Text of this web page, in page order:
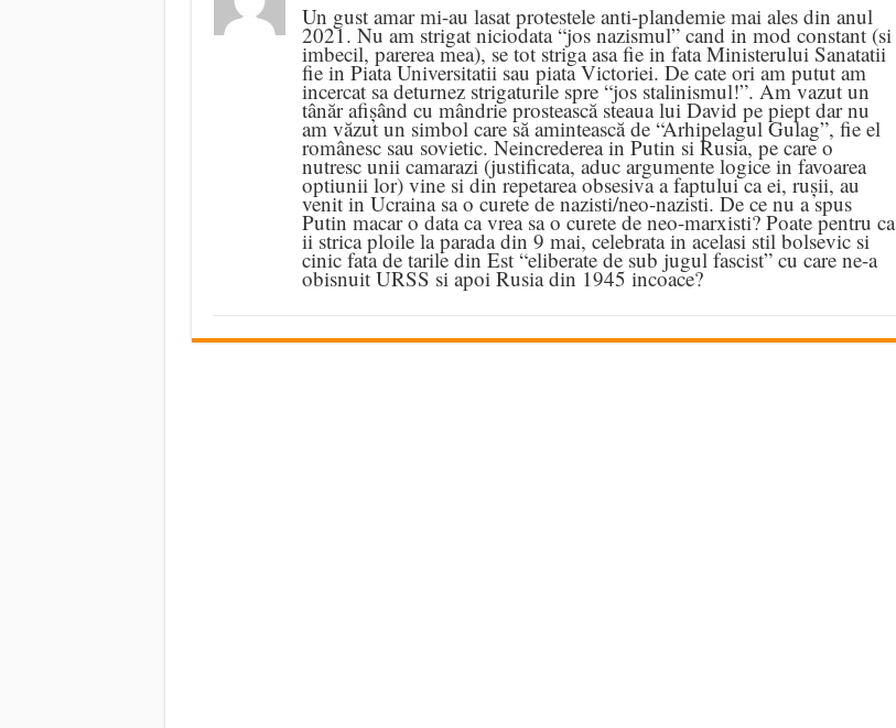
Un gust amar mi-au lasat protestele anti-plandemie mai ales din anul
2021. Nu am strigat niciodata “jos nazismul” cand in mod constant (si
imbecil, parerea mea), se tot striga asa fie in fata Ministerului Sanatatii
fie in Piata Universitatii sau piata Victoriei. De cate ori am putut am
incercat sa deturnez strigaturile spre “jos stalinismul!”. Am vazut un
tânăr afișând cu mândrie prostească steaua lui David pe piept dar nu
am văzut un simbol care să amintească de “Arhipelagul Gulag”, fie el
românesc sau sovietic. Neincrederea in Putin si Rusia, pe care o
nutresc unii camarazi (justificata, aduc argumente logice in favoarea
optiunii lor) vine si din repetarea obsesiva a faptului ca ei, rușii, au
venit in Ucraina sa o curete de nazisti/neo-nazisti. De ce nu a spus
Putin macar o data ca vrea sa o curete de neo-marxisti? Poate pentru ca
ii strica ploile la parada din 9 mai, celebrata in acelasi stil bolsevic si
cinic fata de tarile din Est “eliberate de sub jugul fascist” cu care ne-a
obisnuit URSS si apoi Rusia din 1945 incoace?